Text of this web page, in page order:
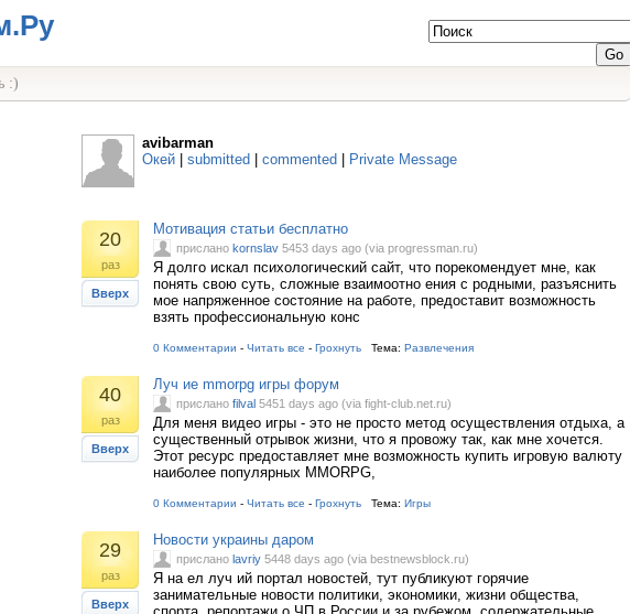
:)
avibarman
Окей
submitted commented Private Message
20
раз
Вверх
Мотивация статьи бесплатно
прислано kornslav 5453 days ago (via progressman.ru)
Я долго искал психологический сайт, что порекомендует мне, как
понять свою суть, сложные взаимоотно ения с родными, разъяснить
мое напряженное состояние на работе, предоставит возможность
взять профессиональную конс
0 Комментарии - Читать все - Грохнуть Тема: Развлечения
40
раз
Вверх
Луч ие mmorpg игры форум
прислано filval 5451 days ago (via fight-club.net.ru)
Для меня видео игры - это не просто метод осуществления отдыха, а
существенный отрывок жизни, что я провожу так, как мне хочется.
Этот ресурс предоставляет мне возможность купить игровую валюту
наиболее популярных MMORPG,
0 Комментарии - Читать все - Грохнуть Тема: Игры
29
раз
Вверх
Новости украины даром
прислано lavriy 5448 days ago (via bestnewsblock.ru)
Я на ел луч ий портал новостей, тут публикуют горячие
занимательные новости политики, экономики, жизни общества,